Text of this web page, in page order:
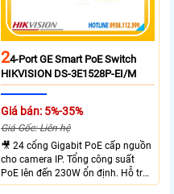
24-Port GE Smart PoE Switch
HIKVISION DS-3E1528P-EI/M
Giá bán: 5%-35%
Giá Gốc: Liên hệ
🎥 24 cổng Gigabit PoE cấp nguồn
cho camera IP. Tổng công suất
PoE lên đến 230W ổn định. Hỗ trợ
truyền PoE xa đến 300 mét. Băng